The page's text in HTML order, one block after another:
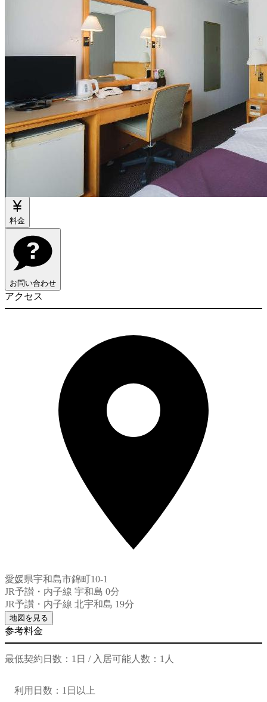
出典：https://www.jrclement.co.jp/uwajima/
アクセス
料金
お問い合わせ
アクセス
愛媛県宇和島市錦町10-1
JR予讃・内子線 宇和島 0分
JR予讃・内子線 北宇和島 19分
地図を見る
参考料金
最低契約日数：1日 / 入居可能人数：1人
利用日数：1日以上